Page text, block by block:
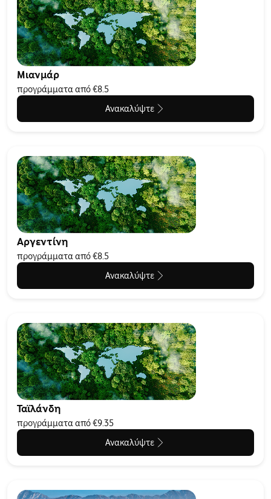
Μιανμάρ
προγράμματα από €8.5
Ανακαλύψτε
Αργεντίνη
προγράμματα από €8.5
Ανακαλύψτε
Ταϊλάνδη
προγράμματα από €9.35
Ανακαλύψτε